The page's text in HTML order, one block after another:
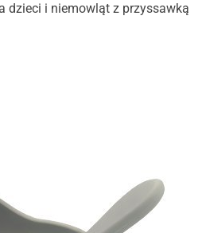
dzieci i niemowląt z przyssawką